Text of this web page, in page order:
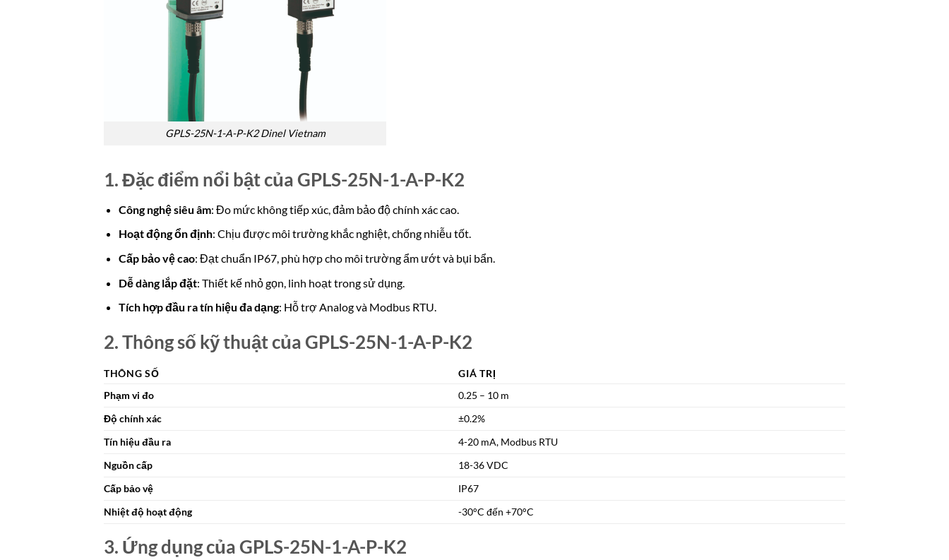
GPLS-25N-1-A-P-K2 Dinel Vietnam
1. Đặc điểm nổi bật của GPLS-25N-1-A-P-K2
Công nghệ siêu âm: Đo mức không tiếp xúc, đảm bảo độ chính xác cao.
Hoạt động ổn định: Chịu được môi trường khắc nghiệt, chống nhiễu tốt.
Cấp bảo vệ cao: Đạt chuẩn IP67, phù hợp cho môi trường ẩm ướt và bụi bẩn.
Dễ dàng lắp đặt: Thiết kế nhỏ gọn, linh hoạt trong sử dụng.
Tích hợp đầu ra tín hiệu đa dạng: Hỗ trợ Analog và Modbus RTU.
2. Thông số kỹ thuật của GPLS-25N-1-A-P-K2
THÔNG SỐ
GIÁ TRỊ
Phạm vi đo
0.25 – 10 m
Độ chính xác
±0.2%
Tín hiệu đầu ra
4-20 mA, Modbus RTU
Nguồn cấp
18-36 VDC
Cấp bảo vệ
IP67
Nhiệt độ hoạt động
-30°C đến +70°C
3. Ứng dụng của GPLS-25N-1-A-P-K2